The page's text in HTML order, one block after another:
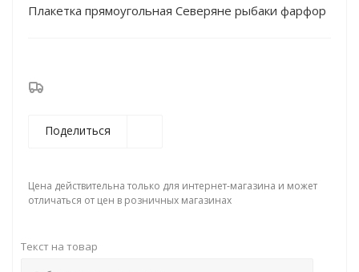
Плакетка прямоугольная Северяне рыбаки фарфор
Поделиться
Цена действительна только для интернет-магазина и может
отличаться от цен в розничных магазинах
Текст на товар